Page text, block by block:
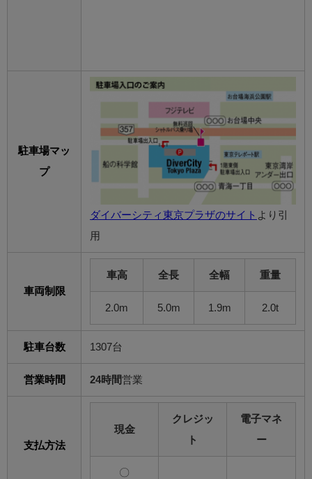
駐車場マッ
プ
ダイバーシティ東京プラザのサイト
より引
用
車両制限
車高 全長 全幅 重量
2.0m 5.0m 1.9m 2.0t
駐車台数 1307台
営業時間 24時間営業
支払方法
現金
クレジッ
ト
電子マネ
ー
〇